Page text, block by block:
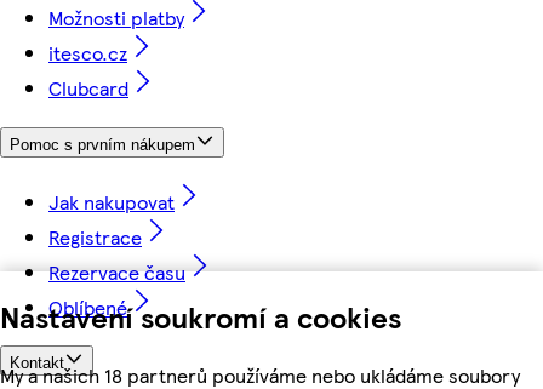
Nastavení soukromí a cookies
My a našich 18 partnerů používáme nebo ukládáme soubory
Možnosti platby
itesco.cz
Clubcard
Pomoc s prvním nákupem
Jak nakupovat
Registrace
Rezervace času
Oblíbené
Kontakt